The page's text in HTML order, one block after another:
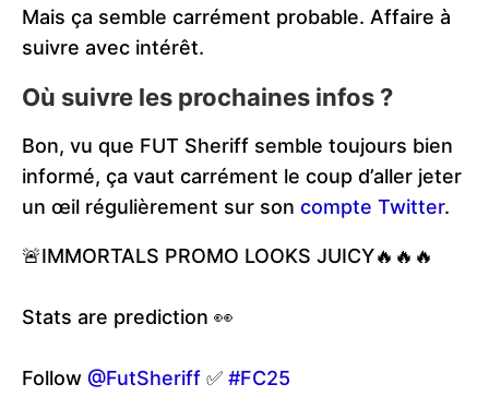
Mais ça semble carrément probable. Affaire à
suivre avec intérêt.
Où suivre les prochaines infos ?
Bon, vu que FUT Sheriff semble toujours bien
informé, ça vaut carrément le coup d’aller jeter
un œil régulièrement sur son compte Twitter.
🚨IMMORTALS PROMO LOOKS JUICY🔥🔥🔥
Stats are prediction 👀
Follow @FutSheriff ✅ #FC25